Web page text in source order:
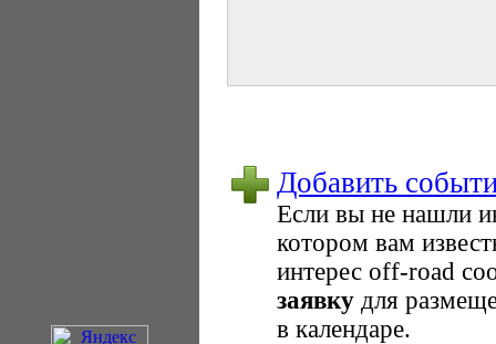
Добавить
Если вы не нашли
котором вам
интерес оff-road
заявку для
в календаре.